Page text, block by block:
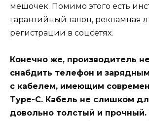
мешочек. Помимо этого есть
гарантийный талон, рекламная
регистрации в соцсетях.
Конечно же, производитель
снабдить телефон и
с кабелем, имеющим
Type-C. Кабель не слишком
довольно толстый и